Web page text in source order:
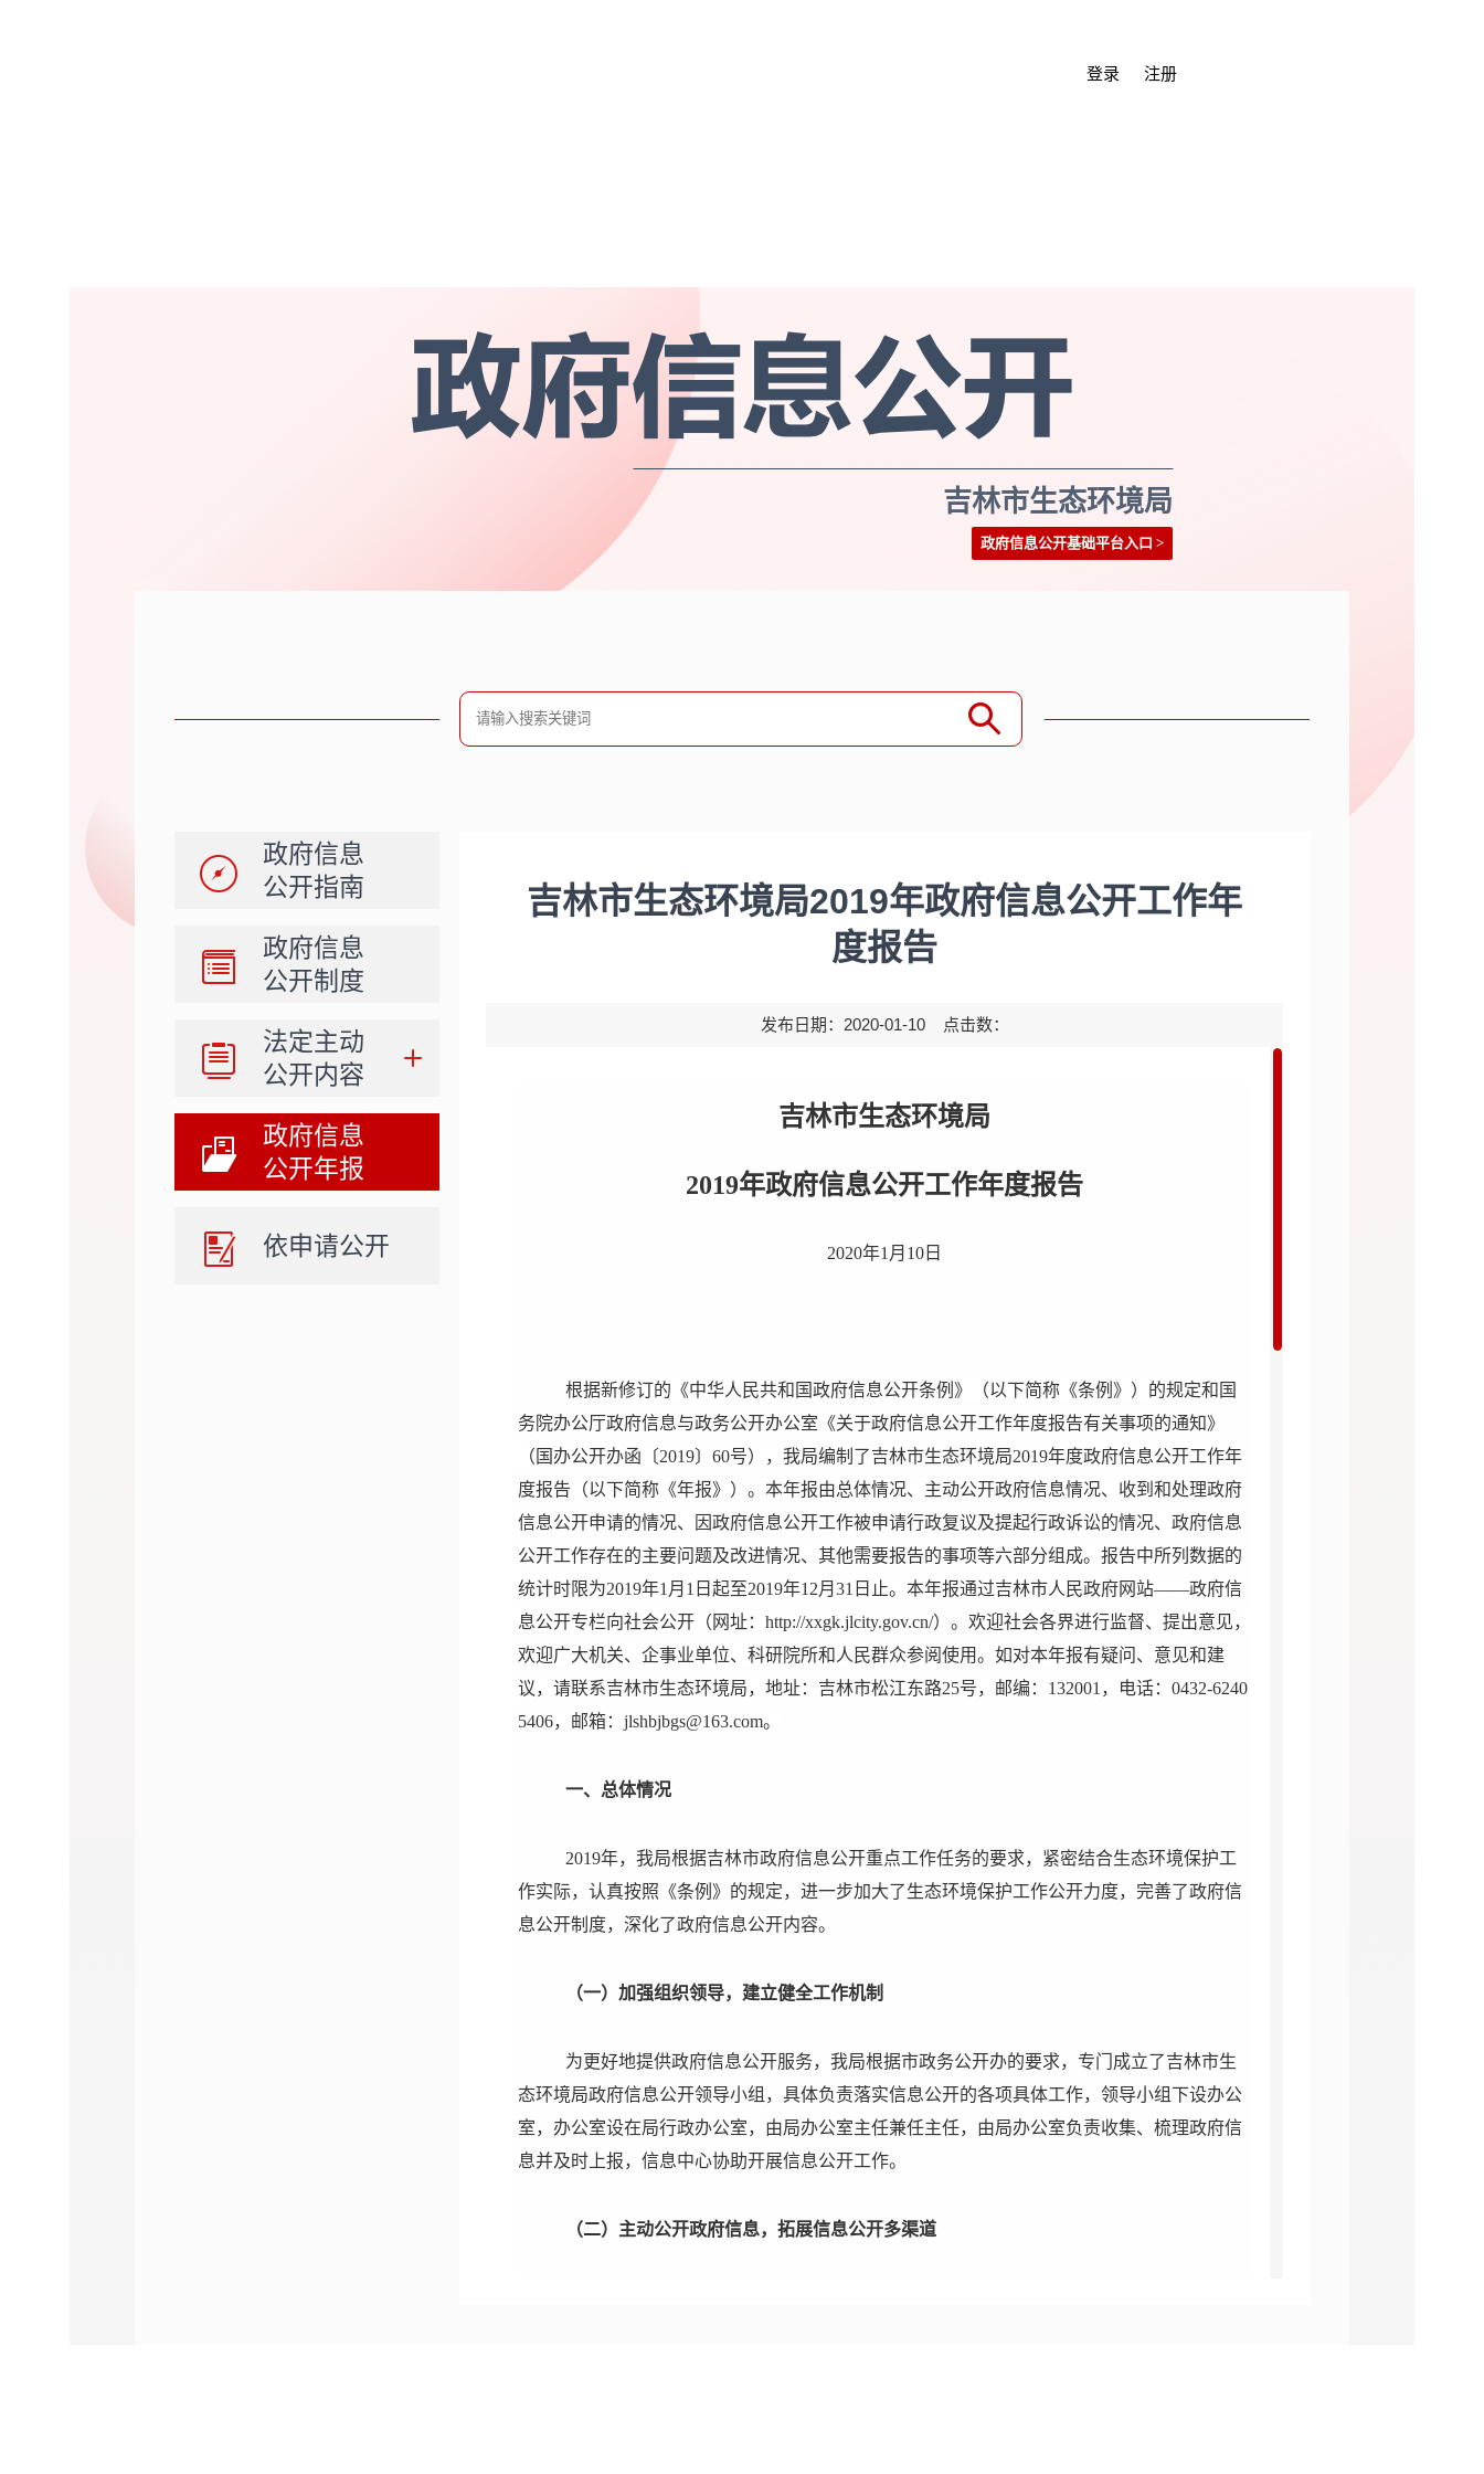
登录 注册
吉林市生态环境局
政府信息公开基础平台入口 >
政府信息
公开指南
政府信息
公开制度
法定主动
公开内容
政府信息
公开年报
依申请公开
吉林市生态环境局2019年政府信息公开工作年
度报告
发布日期：2020-01-10 点击数：
吉林市生态环境局
2019年政府信息公开工作年度报告
2020年1 月 10 日
根据新修订的《中华人民共和国政府信息公开条例》（以下简称《条例》）的规定和国
务院办公厅政府信息与政务公开办公室《关于政府信息公开工作年度报告有关事项的通知》
（国办公开办函〔2019〕 60号），我局编制了吉林市生态环境局2019年度政府信息公开工作年
度报告（以下简称《年报》）。本年报由总体情况、主动公开政府信息情况、收到和处理政府
信息公开申请的情况、因政府信息公开工作被申请行政复议及提起行政诉讼的情况、政府信息
公开工作存在的主要问题及改进情况、其他需要报告的事项等六部分组成。报告中所列数据的
统计时限为2019年1 月 1 日起至2019年12月 31 日止。本年报通过吉林市人民政府网站——政府信
息公开专栏向社会公开（网址： http://xxgk.jlcity.gov.cn/）。欢迎社会各界进行监督、提出意见，
欢迎广大机关、企事业单位、科研院所和人民群众参阅使用。如对本年报有疑问、意见和建
议，请联系吉林市生态环境局，地址： 吉林市松江东路25号，邮编： 132001 ，电话： 0432-6240
5406，邮箱： jlshbjbgs@163.com。
一、总体情况
2019年，我局根据吉林市政府信息公开重点工作任务的要求，紧密结合生态环境保护工
作实际，认真按照《条例》的规定，进一步加大了生态环境保护工作公开力度，完善了政府信
息公开制度，深化了政府信息公开内容。
（一）加强组织领导，建立健全工作机制
为更好地提供政府信息公开服务，我局根据市政务公开办的要求，专门成立了吉林市生
态环境局政府信息公开领导小组，具体负责落实信息公开的各项具体工作，领导小组下设办公
室，办公室设在局行政办公室，由局办公室主任兼任主任，由局办公室负责收集、梳理政府信
息并及时上报，信息中心协助开展信息公开工作。
（二） 主动公开政府信息， 拓展信息公开多渠道